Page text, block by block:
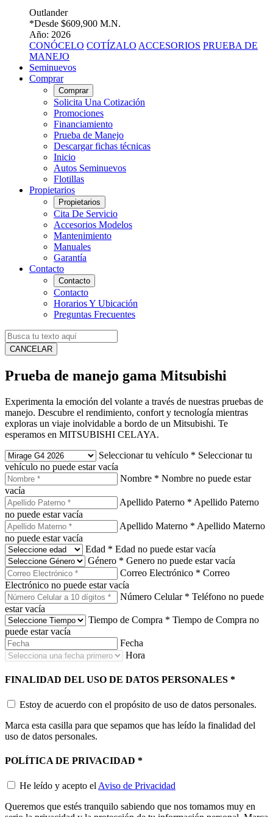
Outlander
*Desde $609,900 M.N.
Año: 2026
CONÓCELO COTÍZALO ACCESORIOS PRUEBA DE
MANEJO
Seminuevos
Comprar
Comprar
Solicita Una Cotización
Promociones
Financiamiento
Prueba de Manejo
Descargar fichas técnicas
Inicio
Autos Seminuevos
Flotillas
Propietarios
Propietarios
Cita De Servicio
Accesorios Modelos
Mantenimiento
Manuales
Garantía
Contacto
Contacto
Contacto
Horarios Y Ubicación
Preguntas Frecuentes
CANCELAR
Prueba de manejo gama Mitsubishi
Experimenta la emoción del volante a través de nuestras pruebas de
manejo. Descubre el rendimiento, confort y tecnología mientras
exploras un viaje inolvidable a bordo de un Mitsubishi. Te
esperamos en MITSUBISHI CELAYA.
Seleccionar tu vehículo * Seleccionar tu
vehículo no puede estar vacía
Nombre * Nombre no puede estar
vacía
Apellido Paterno * Apellido Paterno
no puede estar vacía
Apellido Materno * Apellido Materno
no puede estar vacía
Edad * Edad no puede estar vacía
Género * Genero no puede estar vacía
Correo Electrónico * Correo
Electrónico no puede estar vacía
Número Celular * Teléfono no puede
estar vacía
Tiempo de Compra * Tiempo de Compra no
puede estar vacía
Fecha
Hora
FINALIDAD DEL USO DE DATOS PERSONALES *
Estoy de acuerdo con el propósito de uso de datos personales.
Marca esta casilla para que sepamos que has leído la finalidad del
uso de datos personales.
POLÍTICA DE PRIVACIDAD *
He leído y acepto el Aviso de Privacidad
Queremos que estés tranquilo sabiendo que nos tomamos muy en